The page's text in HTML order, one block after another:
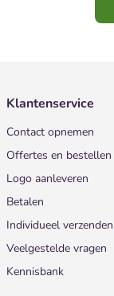
Klantenservice
Contact opnemen
Offertes en bestellen
Logo aanleveren
Betalen
Individueel verzenden
Veelgestelde vragen
Kennisbank